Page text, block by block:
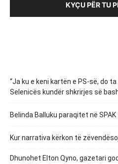
KYÇU PËR TU
“Ja ku e keni kartën e PS-së, do
Selenicës kundër shkrirjes së
Belinda Balluku paraqitet në SPAK
Kur narrativa kërkon të
Dhunohet Elton Qyno, gazetari